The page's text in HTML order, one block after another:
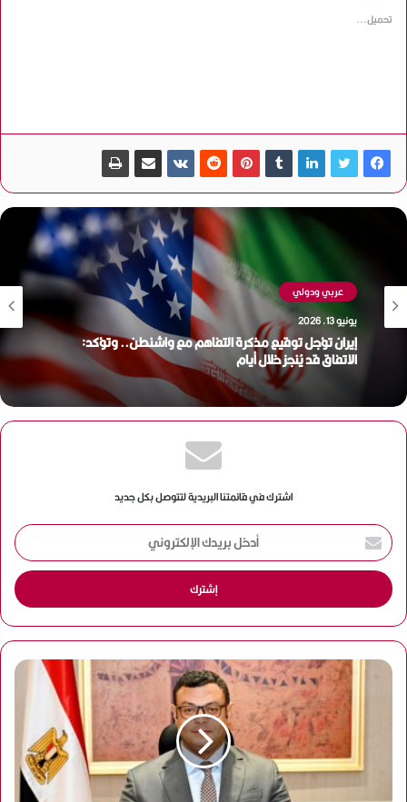
تحميل...
عربي ودولي
يونيو 13, 2026
إيران تؤجل توقيع مذكرة التفاهم مع واشنطن.. وتؤكد:
الاتفاق قد يُنجز خلال أيام
اشترك في قائمتنا البريدية لتتوصل بكل جديد
أ
د
خ
ل
ر
د